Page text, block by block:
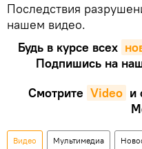
Последствия
нашем видео.
Будь в курсе всех
Подпишись на
Смотрите Video и
Видео Мультимедиа